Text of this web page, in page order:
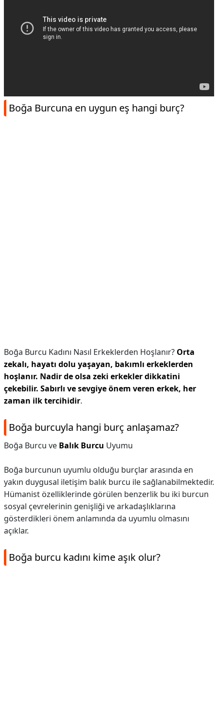
Boğa Burcuna en uygun eş hangi burç?
Boğa Burcu Kadını Nasıl Erkeklerden Hoşlanır? Orta
zekalı, hayatı dolu yaşayan, bakımlı erkeklerden
hoşlanır. Nadir de olsa zeki erkekler dikkatini
çekebilir. Sabırlı ve sevgiye önem veren erkek, her
zaman ilk tercihidir.
Boğa burcuyla hangi burç anlaşamaz?
Boğa Burcu ve Balık Burcu Uyumu
Boğa burcunun uyumlu olduğu burçlar arasında en
yakın duygusal iletişim balık burcu ile sağlanabilmektedir.
Hümanist özelliklerinde görülen benzerlik bu iki burcun
sosyal çevrelerinin genişliği ve arkadaşlıklarına
gösterdikleri önem anlamında da uyumlu olmasını
açıklar.
Boğa burcu kadını kime aşık olur?